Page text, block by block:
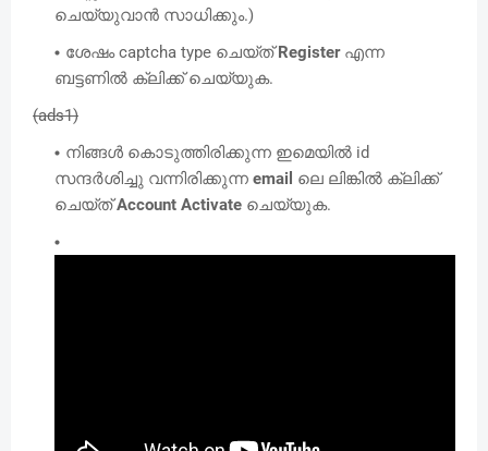
ചെയ്യുവാൻ സാധിക്കും.)
ശേഷം captcha type ചെയ്ത്Register എന്ന
ബട്ടണിൽ ക്ലിക്ക് ചെയ്യുക.
(ads1)
നിങ്ങൾ കൊടുത്തിരിക്കുന്ന ഇമെയിൽ id
സന്ദർശിച്ചു വന്നിരിക്കുന്ന email ലെ ലിങ്കിൽ ക്ലിക്ക്
ചെയ്ത്Account Activate ചെയ്യുക.